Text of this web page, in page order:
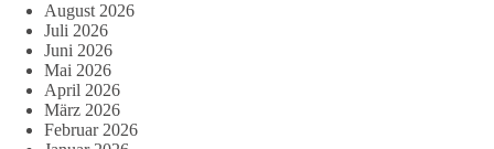
August 2026
Juli 2026
Juni 2026
Mai 2026
April 2026
März 2026
Februar 2026